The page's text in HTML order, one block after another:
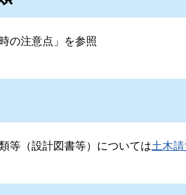
の注意点」を参照
等（設計図書等）については土木